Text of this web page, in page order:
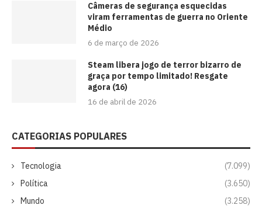
Câmeras de segurança esquecidas
viram ferramentas de guerra no Oriente
Médio
6 de março de 2026
Steam libera jogo de terror bizarro de
graça por tempo limitado! Resgate
agora (16)
16 de abril de 2026
CATEGORIAS POPULARES
Tecnologia
(7.099)
Política
(3.650)
Mundo
(3.258)